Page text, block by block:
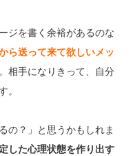
ジを書く余裕があるのな
ら送って来て欲しいメッ
相手になりきって、自分
。
の？」と思うかもしれま
した心理状態を作り出す